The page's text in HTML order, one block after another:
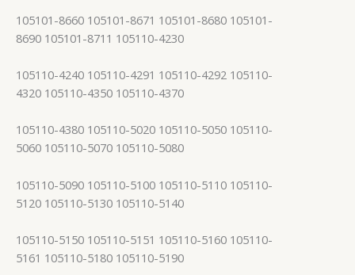
105101-8660 105101-8671 105101-8680 105101-
8690 105101-8711 105110-4230
105110-4240 105110-4291 105110-4292 105110-
4320 105110-4350 105110-4370
105110-4380 105110-5020 105110-5050 105110-
5060 105110-5070 105110-5080
105110-5090 105110-5100 105110-5110 105110-
5120 105110-5130 105110-5140
105110-5150 105110-5151 105110-5160 105110-
5161 105110-5180 105110-5190